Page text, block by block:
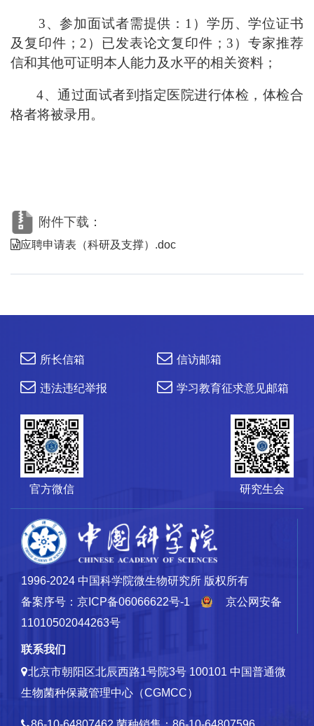
3、参加面试者需提供：1）学历、学位证书
及复印件；2）已发表论文复印件；3）专家推荐
信和其他可证明本人能力及水平的相关资料；
4、通过面试者到指定医院进行体检，体检合
格者将被录用。
附件下载：
应聘申请表（科研及支撑）.doc
所长信箱 信访邮箱
违法违纪举报 学习教育征求意见邮箱
官方微信 研究生会
1996-2024 中国科学院微生物研究所 版权所有
备案序号：京ICP备06066622号-1
京公网安备
11010502044263号
联系我们
北京市朝阳区北辰西路1号院3号 100101 中国普通微
生物菌种保藏管理中心（CGMCC）